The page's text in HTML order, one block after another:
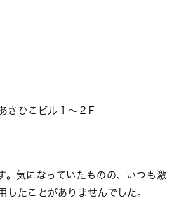
さひこビル１～２F
。気になっていたものの、いつも激
したことがありませんでした。